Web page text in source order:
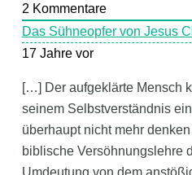
2 Kommentare
Das Sühneopfer von Jesus
17 Jahre vor
[…] Der aufgeklärte Mensch
seinem Selbstverständnis
überhaupt nicht mehr
biblische Versöhnungslehre